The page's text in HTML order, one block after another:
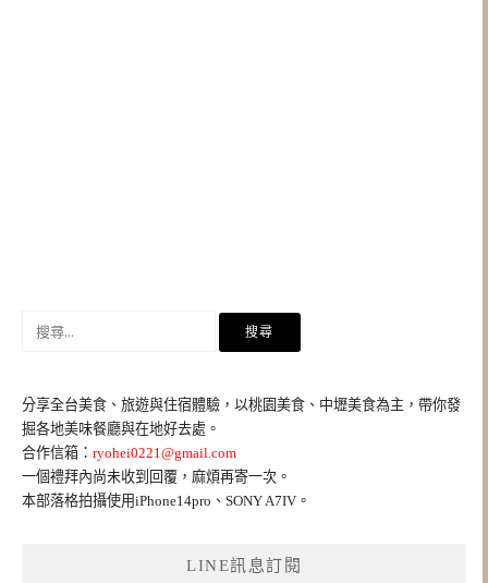
字:
分享全台美食、旅遊與住宿體驗，以桃園美食、中壢美食為主，帶你發
掘各地美味餐廳與在地好去處。
合作信箱： ryohei0221@gmail.com
一個禮拜內尚未收到回覆，麻煩再寄一次。
本部落格拍攝使用iPhone14pro、SONY A7IV。
LINE訊息訂閱